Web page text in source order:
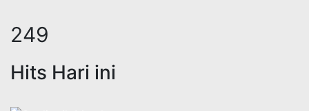
311
Hits Hari ini